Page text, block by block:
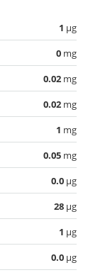
1 µg
0 mg
0.02 mg
0.02 mg
1 mg
0.05 mg
0.0 µg
28 µg
1 µg
0.0 µg